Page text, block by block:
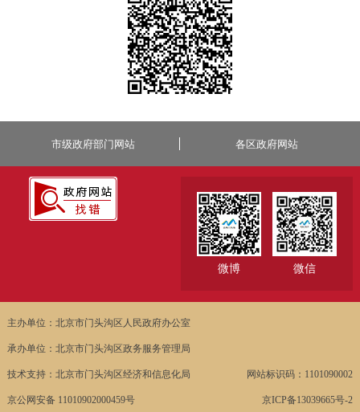
市级政府部门网站 各区政府网站
微博 微信
主办单位：北京市门头沟区人民政府办公室
承办单位：北京市门头沟区政务服务管理局
技术支持：北京市门头沟区经济和信息化局 网站标识码：1101090002
京公网安备 11010902000459号 京ICP备13039665号-2